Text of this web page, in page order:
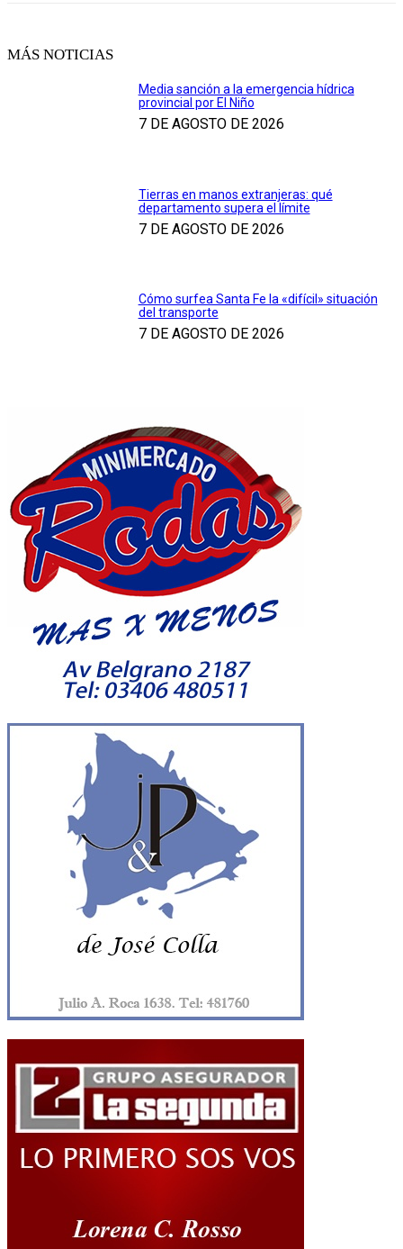
MÁS NOTICIAS
Media sanción a la emergencia hídrica
provincial por El Niño
7 DE AGOSTO DE 2026
Tierras en manos extranjeras: qué
departamento supera el límite
7 DE AGOSTO DE 2026
Cómo surfea Santa Fe la «difícil» situación
del transporte
7 DE AGOSTO DE 2026